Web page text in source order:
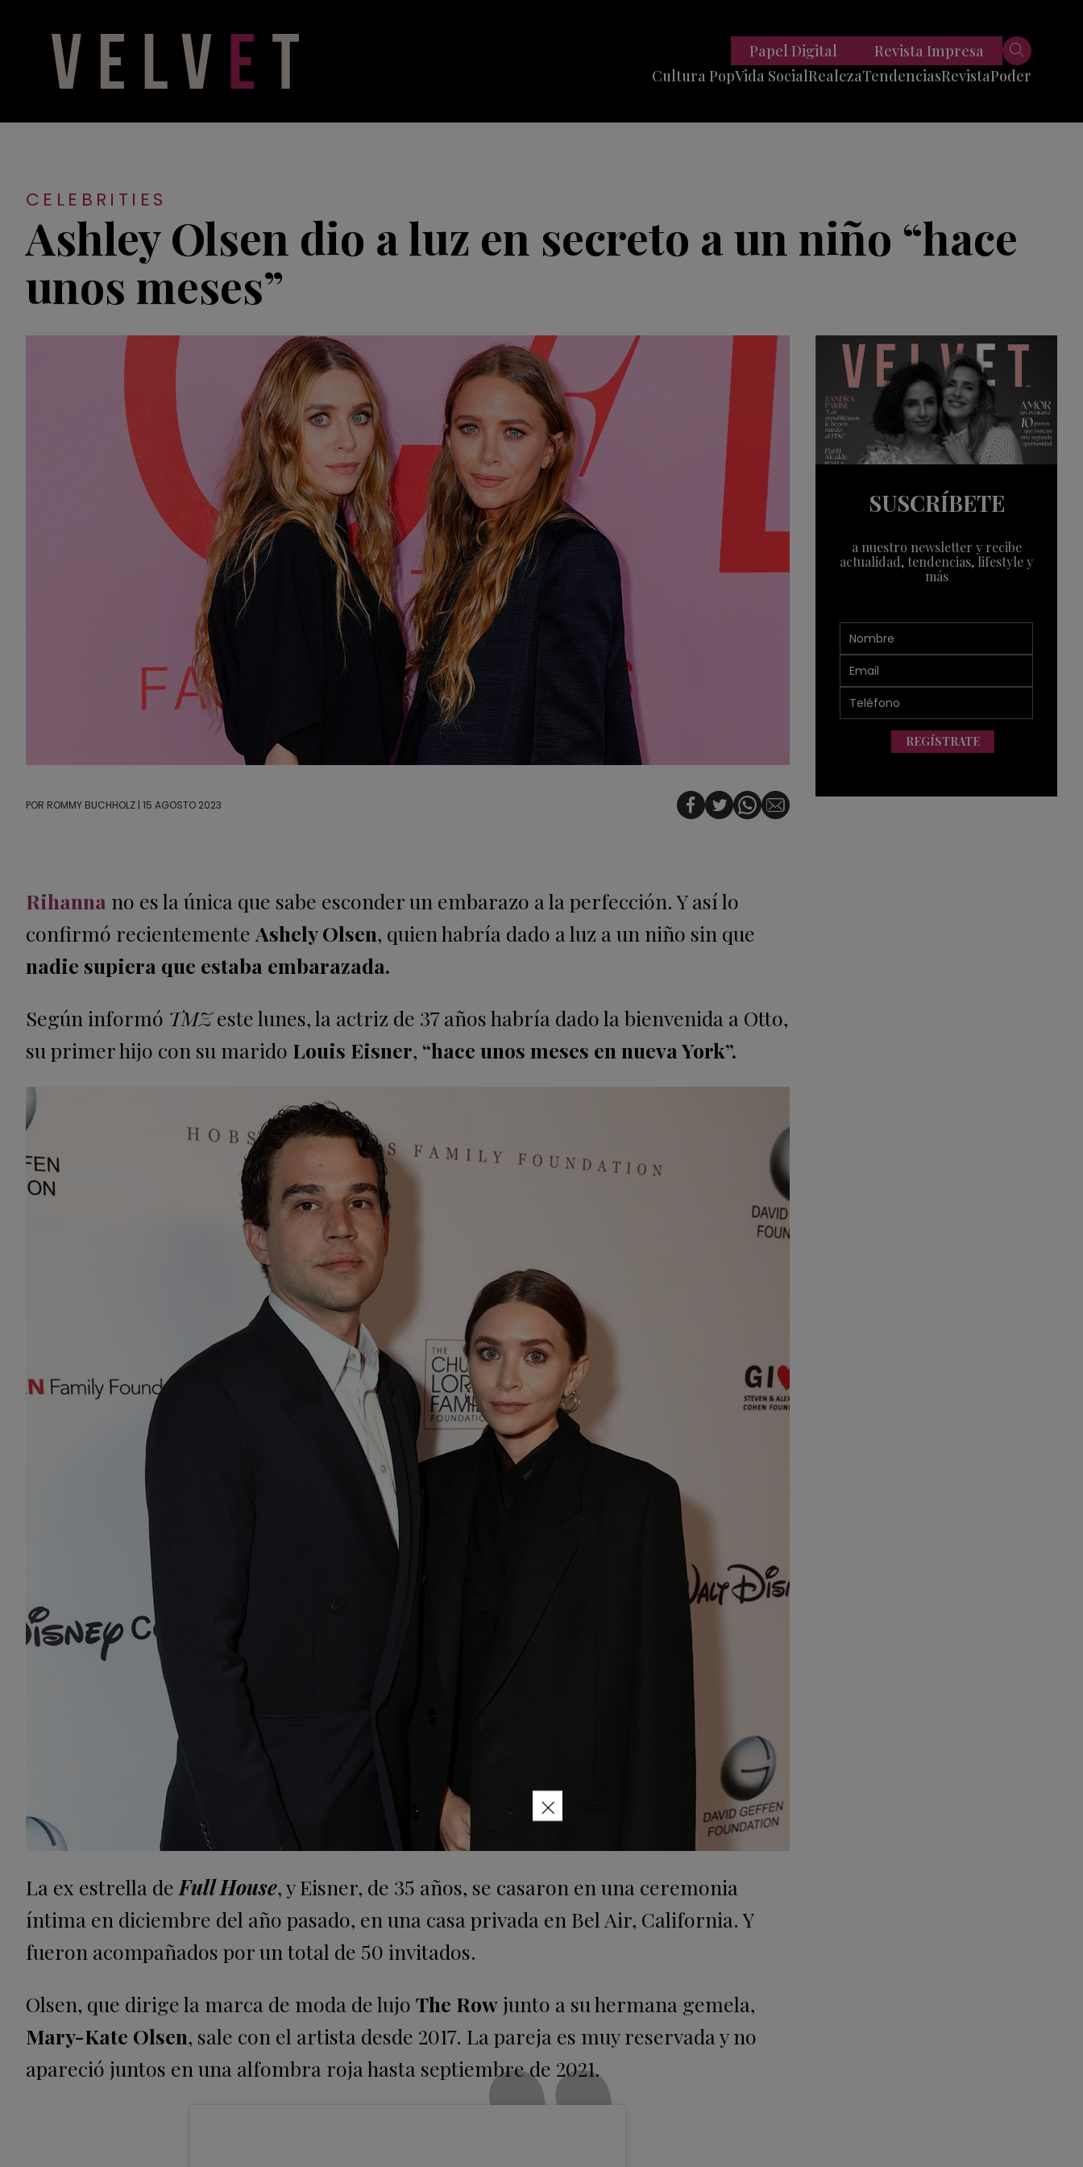
Cultura PopVida SocialRealezaTendencias
Viajes
Tech
RevistaPoder
Papel Digital Revista Impresa
CELEBRITIES
Ashley Olsen dio a luz en secreto a un niño “hace
unos meses”
POR ROMMY BUCHHOLZ | 15 AGOSTO 2023
Rihanna no es la única que sabe esconder un embarazo a la perfección. Y así lo
confirmó recientemente Ashely Olsen, quien habría dado a luz a un niño sin que
nadie supiera que estaba embarazada.
Según informó TMZeste lunes, la actriz de 37 años habría dado la bienvenida a Otto,
su primer hijo con su marido Louis Eisner, “hace unos meses en nueva York”.
La ex estrella de Full House, y Eisner, de 35 años, se casaron en una ceremonia
íntima en diciembre del año pasado, en una casa privada en Bel Air, California. Y
fueron acompañados por un total de 50 invitados.
Olsen, que dirige la marca de moda de lujo The Row junto a su hermana gemela,
Mary-Kate Olsen, sale con el artista desde 2017. La pareja es muy reservada y no
apareció juntos en una alfombra roja hasta septiembre de 2021.
SUSCRÍBETE
a nuestro newsletter y recibe
actualidad, tendencias, lifestyle y
más
REGÍSTRATE
×